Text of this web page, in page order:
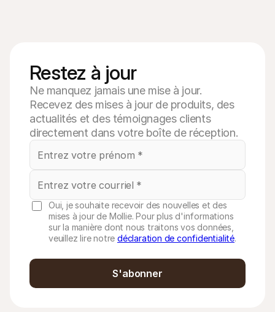
Restez à jour
Ne manquez jamais une mise à jour.
Recevez des mises à jour de produits, des
actualités et des témoignages clients
directement dans votre boîte de réception.
Oui, je souhaite recevoir des nouvelles et des
mises à jour de Mollie. Pour plus d'informations
sur la manière dont nous traitons vos données,
veuillez lire notre déclaration de confidentialité.
S'abonner